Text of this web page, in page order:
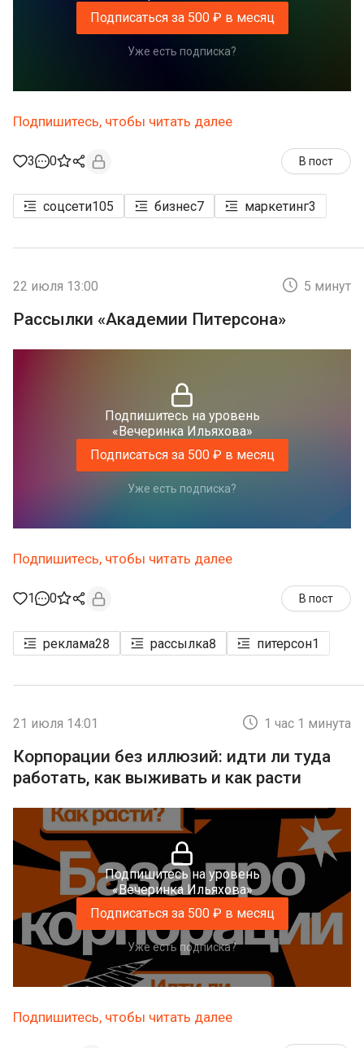
Подписаться за 500 ₽ в месяц
Уже есть подписка?
Подпишитесь, чтобы читать далее
3 0 В пост
соцсети105 бизнес7 маркетинг3
22 июля 13:00 5 минут
Рассылки «Академии Питерсона»
Подпишитесь на уровень
«Вечеринка Ильяхова»
Подписаться за 500 ₽ в месяц
Уже есть подписка?
Подпишитесь, чтобы читать далее
1 0 В пост
реклама28 рассылка8 питерсон1
21 июля 14:01 1 час 1 минута
Корпорации без иллюзий: идти ли туда
работать, как выживать и как расти
Подпишитесь на уровень
«Вечеринка Ильяхова»
Подписаться за 500 ₽ в месяц
Уже есть подписка?
Подпишитесь, чтобы читать далее